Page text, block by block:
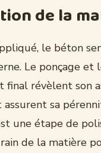
de la
le béton
Le ponçage et
final révèlent son
sa
une étape de
de la matière